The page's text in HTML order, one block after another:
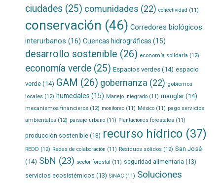
ciudades (25) comunidades (22) conectividad (11)
conservación (46) Corredores biológicos
interurbanos (16) Cuencas hidrográficas (15)
desarrollo sostenible (26) economía solidaria (12)
economía verde(25) Espacios verdes(14) espacio
verde(14) GAM (26) gobernanza (22) gobiernos
locales(12) humedales (15) Manejo integrado(11) manglar(14)
mecanismos financieros(12) monitoreo(11) México(11) pago servicios
ambientales(12) paisaje urbano(11) Plantaciones forestales(11)
producción sostenible(13) recurso hídrico(37)
REDD (12) Redes de colaboración (11) Residuos sólidos(12) San José
(14) SbN (23) sector forestal (11) seguridad alimentaria (13)
servicios ecosistémicos (13) SINAC(11) Soluciones